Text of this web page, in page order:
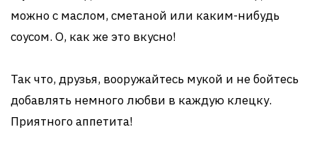
можно с маслом, сметаной или каким-нибудь
соусом. О, как же это вкусно!
Так что, друзья, вооружайтесь мукой и не бойтесь
добавлять немного любви в каждую клецку.
Приятного аппетита!